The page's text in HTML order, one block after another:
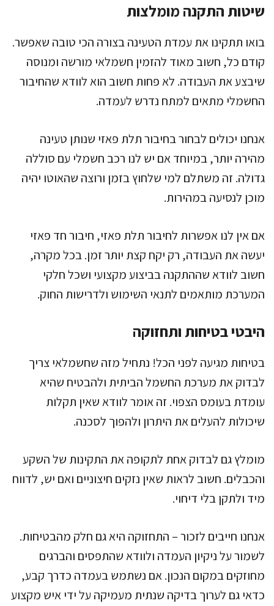
שיטות התקנה מומלצות
בואו תתקינו את עמדת הטעינה בצורה הכי טובה שאפשר.
קודם כל, חשוב מאוד להזמין חשמלאי מורשה ומנוסה
שיבצע את העבודה. לא פחות חשוב הוא לוודא שהחיבור
החשמלי מתאים למתח נדרש לעמדה.
אנחנו יכולים לבחור בחיבור תלת פאזי שנותן טעינה
מהירה יותר, במיוחד אם יש לנו רכב חשמלי עם סוללה
גדולה. זה משתלם למי שלחוץ בזמן ורוצה שהאוטו יהיה
מוכן לנסיעה במהירות.
אם אין לנו אפשרות לחיבור תלת פאזי, חיבור חד פאזי
יעשה את העבודה, רק יקח קצת יותר זמן. בכל מקרה,
חשוב לוודא שההתקנה בביצוע מקצועי ושכל חלקי
המערכת מותאמים לתנאי השימוש ולדרישות החוק.
היבטי בטיחות ותחזוקה
בטיחות מגיעה לפני הכל! נתחיל מזה שחשמלאי צריך
לבדוק את מערכת החשמל הביתית ולהבטיח שהיא
עומדת בעומס הצפוי. זה אומר לוודא שאין תקלות
שיכולות להעלים את היתרון ולהפוך לסכנה.
מומלץ גם לבדוק אחת לתקופה את התקינות של השקע
והכבלים. חשוב לראות שאין נזקים חיצוניים ואם יש, לדווח
מיד ולתקן בלי דיחוי.
אנחנו חייבים לזכור – התחזוקה היא גם חלק מהבטיחות.
לשמור על ניקיון העמדה ולוודא שהתפסים והברגים
מחוזקים במקום הנכון. אם נשתמש בעמדה כדרך קבע,
כדאי גם לערוך בדיקה שנתית מעמיקה על ידי איש מקצוע